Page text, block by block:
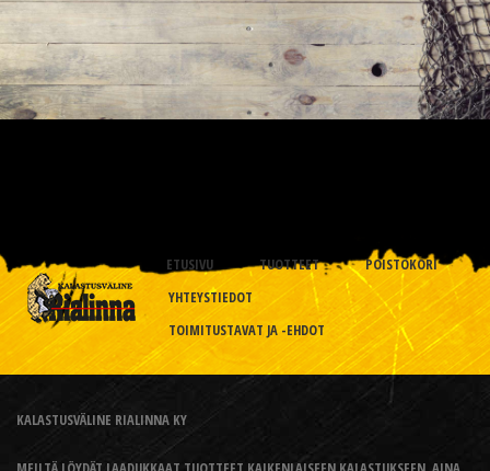
ETUSIVU TUOTTEET
POISTOKORI
YHTEYSTIEDOT
TOIMITUSTAVAT JA -EHDOT
KALASTUSVÄLINE RIALINNA KY